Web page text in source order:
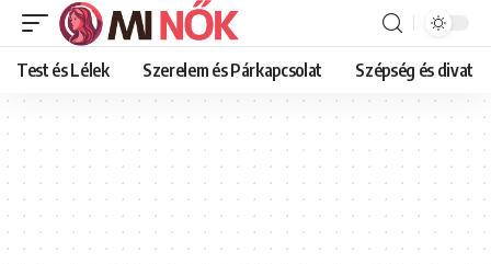
Test és Lélek Szerelem és Párkapcsolat Szépség és divat